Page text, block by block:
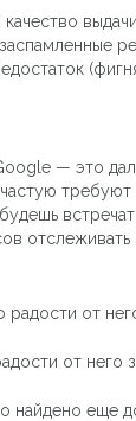
— это
от него
еще